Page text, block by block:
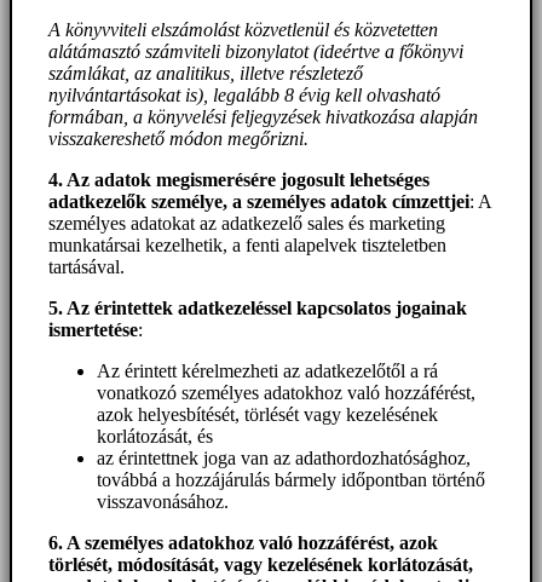
A könyvviteli elszámolást közvetlenül és közvetetten
alátámasztó számviteli bizonylatot (ideértve a főkönyvi
számlákat, az analitikus, illetve részletező
nyilvántartásokat is), legalább 8 évig kell olvasható
formában, a könyvelési feljegyzések hivatkozása alapján
visszakereshető módon megőrizni.
4. Az adatok megismerésére jogosult lehetséges
adatkezelők személye, a személyes adatok címzettjei: A
személyes adatokat az adatkezelő sales és marketing
munkatársai kezelhetik, a fenti alapelvek tiszteletben
tartásával.
5. Az érintettek adatkezeléssel kapcsolatos jogainak
ismertetése:
Az érintett kérelmezheti az adatkezelőtől a rá
vonatkozó személyes adatokhoz való hozzáférést,
azok helyesbítését, törlését vagy kezelésének
korlátozását, és
az érintettnek joga van az adathordozhatósághoz,
továbbá a hozzájárulás bármely időpontban történő
visszavonásához.
6. A személyes adatokhoz való hozzáférést, azok
törlését, módosítását, vagy kezelésének korlátozását,